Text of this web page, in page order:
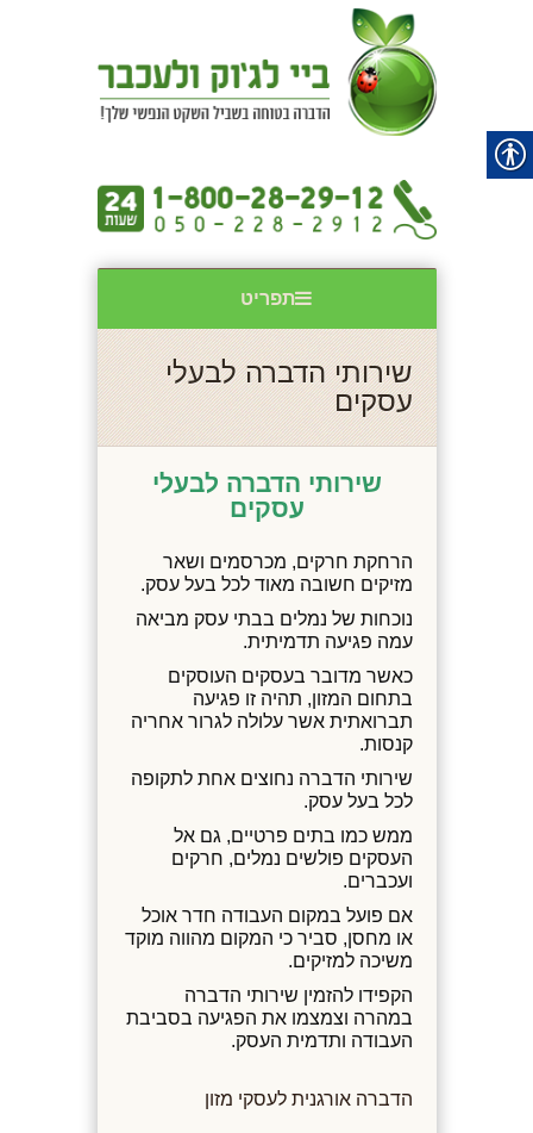
תפריט
שירותי הדברה לבעלי
עסקים
שירותי הדברה לבעלי
עסקים
הרחקת חרקים, מכרסמים ושאר
מזיקים חשובה מאוד לכל בעל עסק.
נוכחות של נמלים בבתי עסק מביאה
עמה פגיעה תדמיתית.
כאשר מדובר בעסקים העוסקים
בתחום המזון, תהיה זו פגיעה
תברואתית אשר עלולה לגרור אחריה
קנסות.
שירותי הדברה נחוצים אחת לתקופה
לכל בעל עסק.
ממש כמו בתים פרטיים, גם אל
העסקים פולשים נמלים, חרקים
ועכברים.
אם פועל במקום העבודה חדר אוכל
או מחסן, סביר כי המקום מהווה מוקד
משיכה למזיקים.
הקפידו להזמין שירותי הדברה
במהרה וצמצמו את הפגיעה בסביבת
העבודה ותדמית העסק.
הדברה אורגנית לעסקי מזון